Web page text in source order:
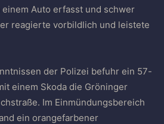
Auto erfasst und schwer
reagierte vorbildlich und leistete
der Polizei befuhr ein 57-
einem Skoda die Gröninger
Im Einmündungsbereich
ein orangefarbener